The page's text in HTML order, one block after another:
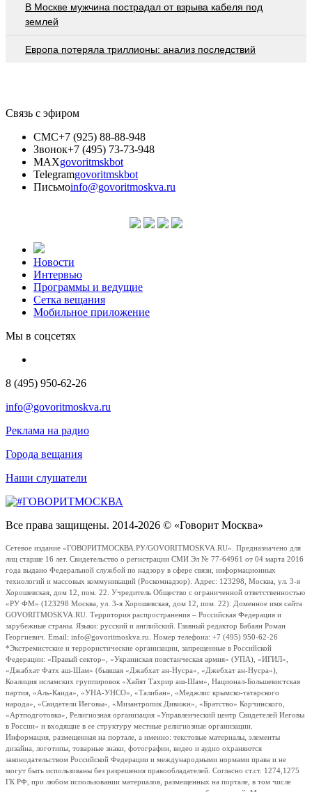
В Москве мужчина пострадал от взрыва кабеля под
землей
Европа потеряла триллионы: анализ последствий
Связь с эфиром
СМС+7 (925) 88-88-948
Звонок+7 (495) 73-73-948
MAXgovoritmskbot
Telegramgovoritmskbot
Письмоinfo@govoritmoskva.ru
Новости
Интервью
Программы и ведущие
Сетка вещания
Мобильное приложение
Мы в соцсетях
8 (495) 950-62-26
info@govoritmoskva.ru
Реклама на радио
Города вещания
Наши слушатели
Все права защищены. 2014-2026 © «Говорит Москва»
Сетевое издание «ГОВОРИТМОСКВА.РУ/GOVORITMOSKVA.RU». Предназначено для
лиц старше 16 лет. Свидетельство о регистрации СМИ Эл № 77-64961 от 04 марта 2016
года выдано Федеральной службой по надзору в сфере связи, информационных
технологий и массовых коммуникаций (Роскомнадзор). Адрес: 123298, Москва, ул. 3-я
Хорошевская, дом 12, пом. 22. Учредитель Общество с ограниченной ответственностью
«РУ ФМ» (123298 Москва, ул. 3-я Хорошевская, дом 12, пом. 22). Доменное имя сайта
GOVORITMOSKVA.RU. Территория распространения – Российская Федерация и
зарубежные страны. Языки: русский и английский. Главный редактор Бабаян Роман
Георгиевич. Email: info@govoritmoskva.ru. Номер телефона: +7 (495) 950-62-26
*Экстремистские и террористические организации, запрещенные в Российской
Федерации: «Правый сектор», «Украинская повстанческая армия» (УПА), «ИГИЛ»,
«Джабхат Фатх аш-Шам» (бывшая «Джабхат ан-Нусра», «Джебхат ан-Нусра»),
Коалиция исламских группировок «Хайят Тахрир аш-Шам», Национал-Большевистская
партия, «Аль-Каида», «УНА-УНСО», «Талибан», «Меджлис крымско-татарского
народа», «Свидетели Иеговы», «Мизантропик Дивижн», «Братство» Корчинского,
«Артподготовка», Религиозная организация «Управленческий центр Свидетелей Иеговы
в России» и входящие в ее структуру местные религиозные организации.
Информация, размещенная на портале, а именно: текстовые материалы, элементы
дизайна, логотипы, товарные знаки, фотографии, видео и аудио охраняются
законодательством Российской Федерации и международными нормами права и не
могут быть использованы без разрешения правообладателей. Согласно ст.ст. 1274,1275
ГК РФ, при любом использовании материалов, размещенных на портале, в том числе